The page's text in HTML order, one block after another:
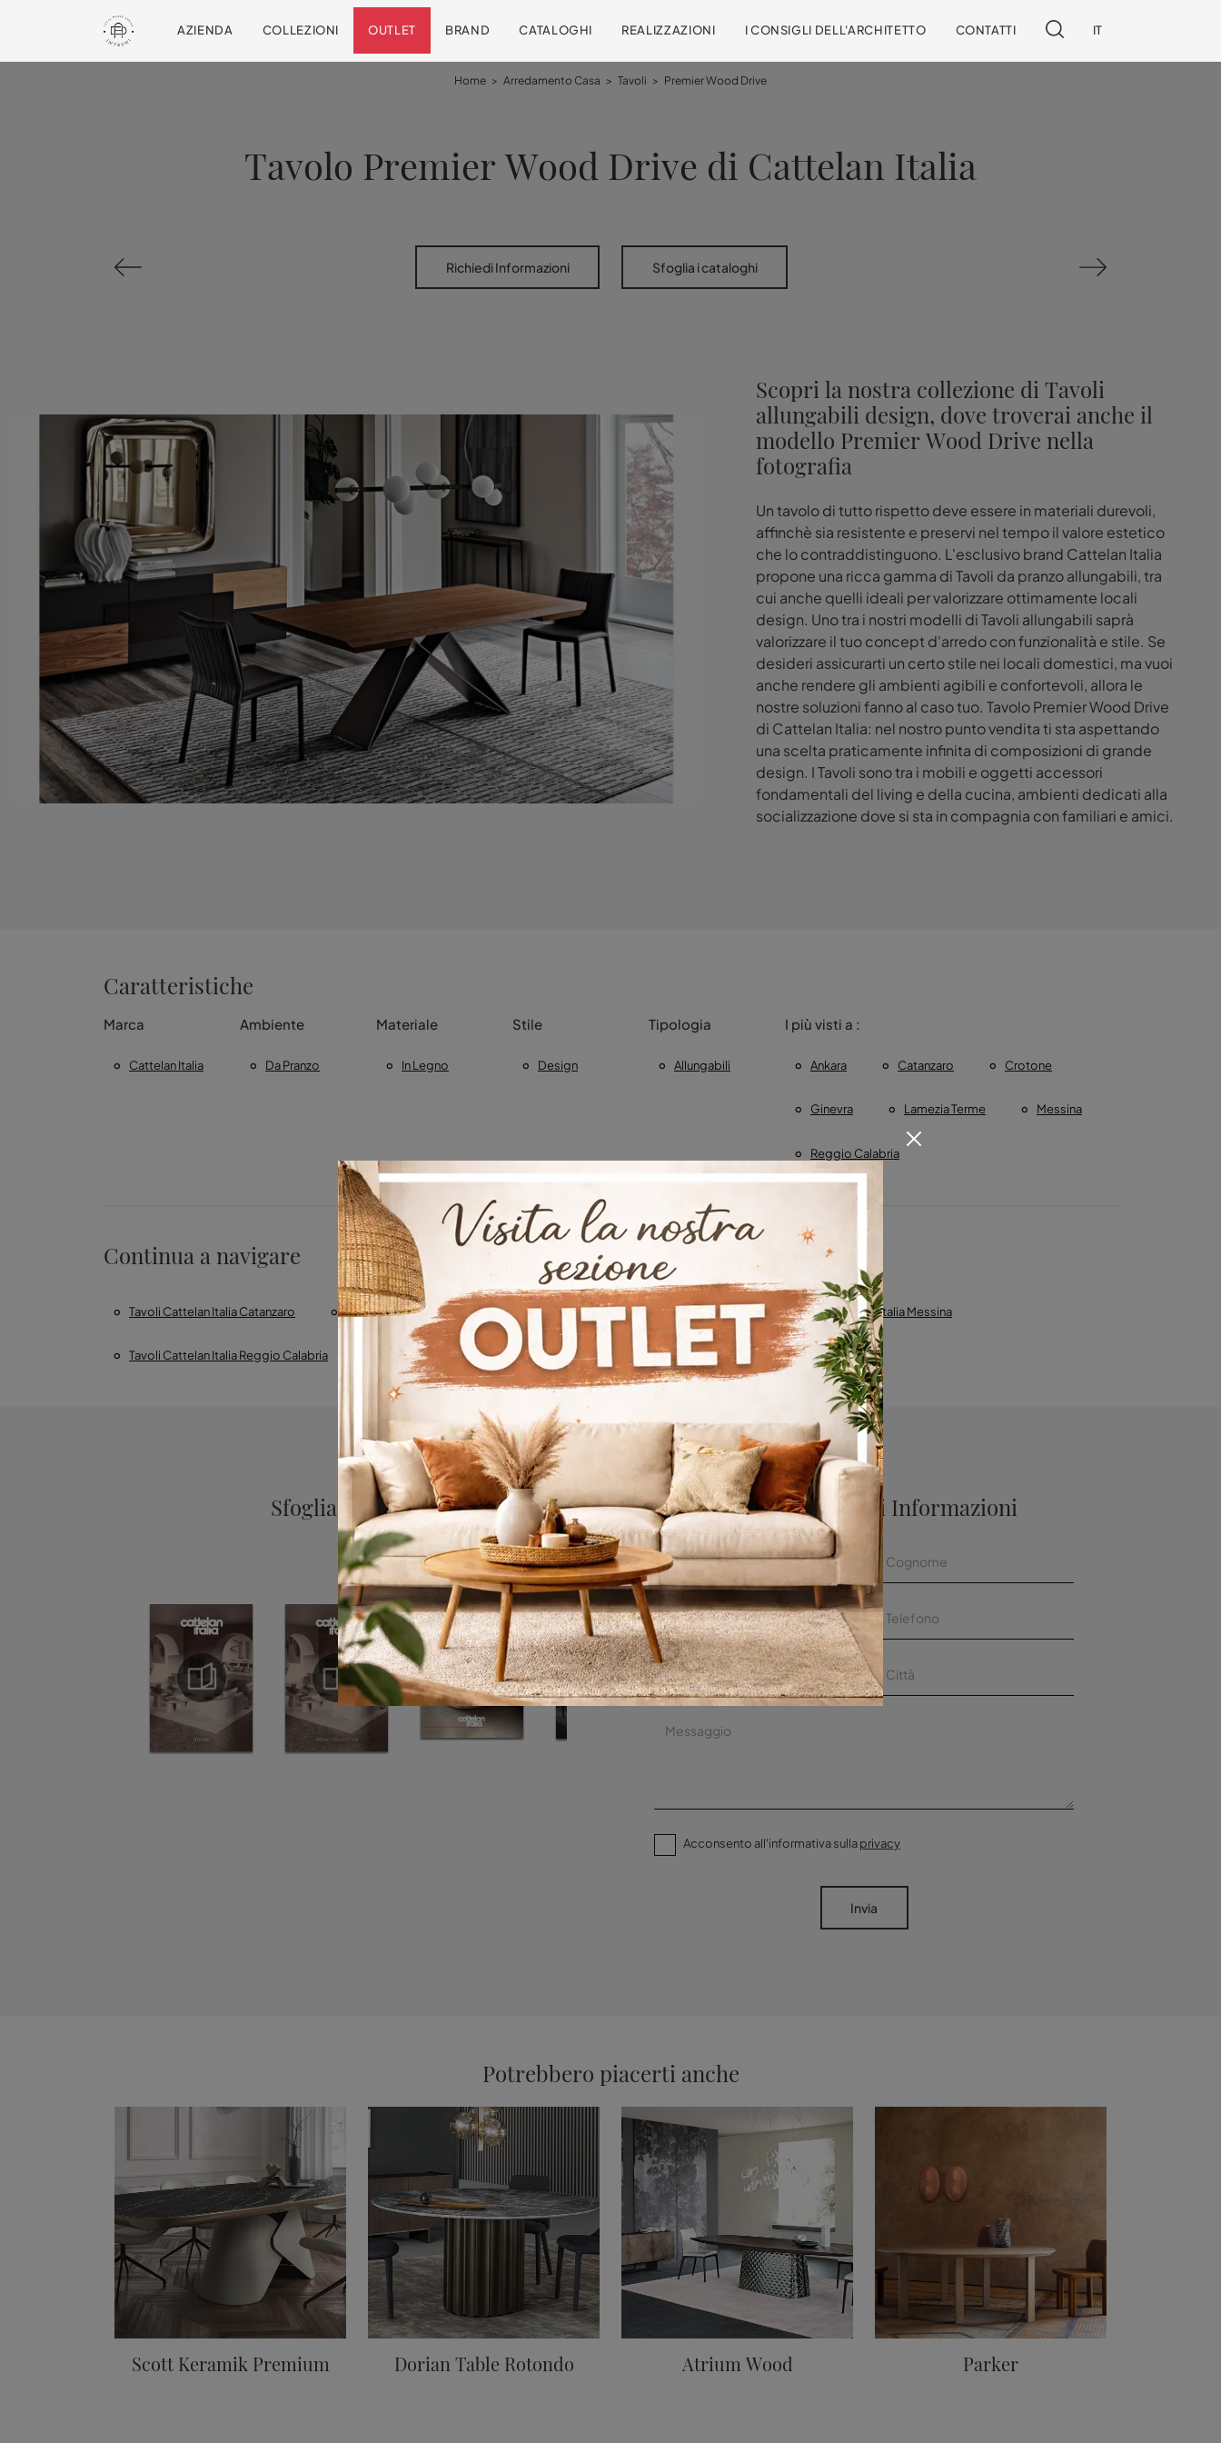
AZIENDA COLLEZIONI OUTLET BRAND CATALOGHI REALIZZAZIONI I CONSIGLI DELL'ARCHITETTO CONTATTI IT
Home > Arredamento Casa > Tavoli > Premier Wood Drive
Tavolo Premier Wood Drive di Cattelan Italia
Richiedi Informazioni Sfoglia i cataloghi
Scopri la nostra collezione di Tavoli
allungabili design, dove troverai anche il
modello Premier Wood Drive nella
fotografia
Un tavolo di tutto rispetto deve essere in materiali durevoli,
affinchè sia resistente e preservi nel tempo il valore estetico
che lo contraddistinguono. L'esclusivo brand Cattelan Italia
propone una ricca gamma di Tavoli da pranzo allungabili, tra
cui anche quelli ideali per valorizzare ottimamente locali
design. Uno tra i nostri modelli di Tavoli allungabili saprà
valorizzare il tuo concept d'arredo con funzionalità e stile. Se
desideri assicurarti un certo stile nei locali domestici, ma vuoi
anche rendere gli ambienti agibili e confortevoli, allora le
nostre soluzioni fanno al caso tuo. Tavolo Premier Wood Drive
di Cattelan Italia: nel nostro punto vendita ti sta aspettando
una scelta praticamente infinita di composizioni di grande
design. I Tavoli sono tra i mobili e oggetti accessori
fondamentali del living e della cucina, ambienti dedicati alla
socializzazione dove si sta in compagnia con familiari e amici.
Caratteristiche
Marca
Cattelan Italia
Ambiente
Da Pranzo
Materiale
In Legno
Stile
Design
Tipologia
Allungabili
I più visti a :
Ankara Catanzaro Crotone
Ginevra Lamezia Terme Messina
Reggio Calabria
Continua a navigare
Tavoli Cattelan Italia Catanzaro Tavoli Cattelan Italia Crotone Tavoli Cattelan Italia Lamezia Terme Tavoli Cattelan Italia Messina
Tavoli Cattelan Italia Reggio Calabria Tavoli Cattelan Italia Ankara Tavoli Cattelan Italia Ginevra
Sfoglia i cataloghi Richiedi Maggiori Informazioni
Acconsento all'informativa sullaprivacy
Invia
Potrebbero piacerti anche
Scott Keramik Premium Dorian Table Rotondo Atrium Wood Parker